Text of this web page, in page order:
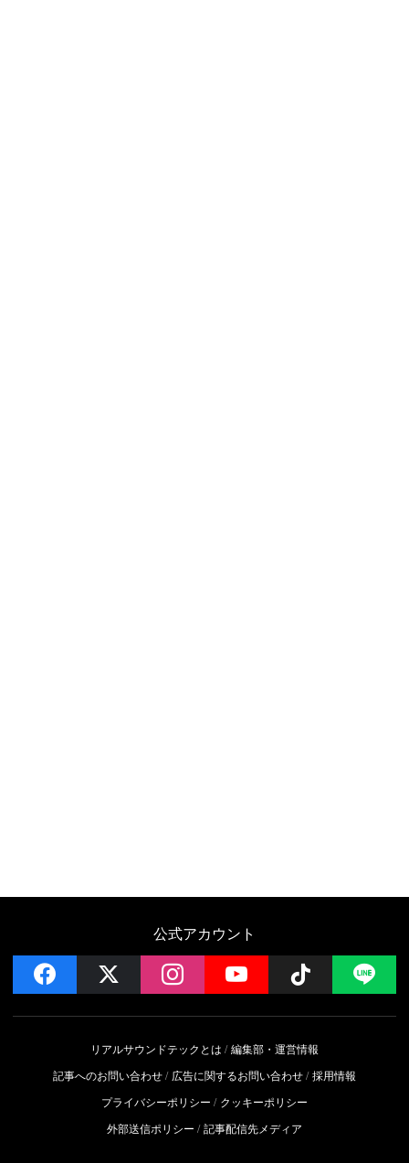
公式アカウント
facebook instagramYouTube Follow
リアルサウンドテックとは
編集部・運営情報
記事へのお問い合わせ
広告に関するお問い合わせ 採用情報
プライバシーポリシー
クッキーポリシー
外部送信ポリシー
記事配信先メディア